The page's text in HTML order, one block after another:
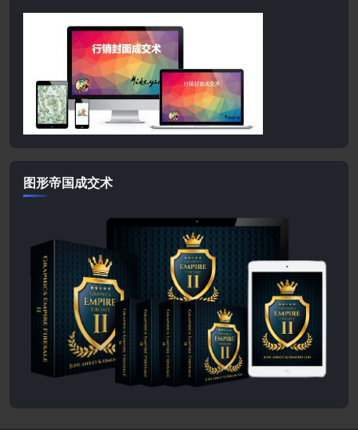
图形帝国成交术